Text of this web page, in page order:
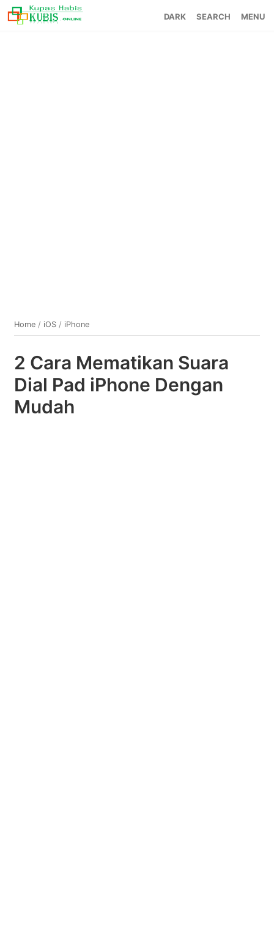
SEARCH MENU
Home / iOS / iPhone
2 Cara Mematikan Suara
Dial Pad iPhone Dengan
Mudah